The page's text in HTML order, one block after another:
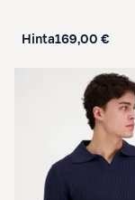
Hinta169,00 €